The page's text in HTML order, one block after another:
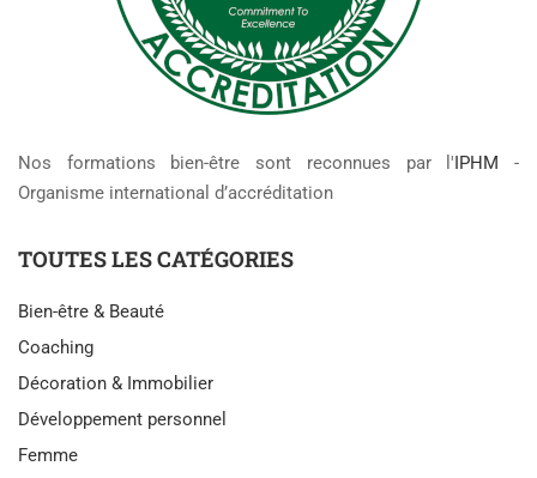
Nos formations bien-être sont reconnues par l'IPHM -
Organisme international d’accréditation
TOUTES LES CATÉGORIES
Bien-être & Beauté
Coaching
Décoration & Immobilier
Développement personnel
Femme